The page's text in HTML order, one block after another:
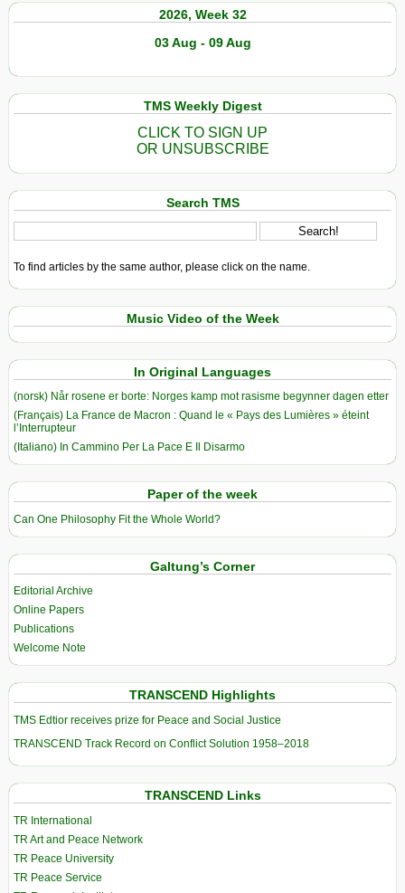
2026, Week 32
03 Aug - 09 Aug
TMS Weekly Digest
CLICK TO SIGN UP
OR UNSUBSCRIBE
Search TMS
To find articles by the same author, please click on the name.
Music Video of the Week
In Original Languages
(norsk) Når rosene er borte: Norges kamp mot rasisme begynner dagen etter
(Français) La France de Macron : Quand le « Pays des Lumières » éteint
l’Interrupteur
(Italiano) In Cammino Per La Pace E Il Disarmo
Paper of the week
Can One Philosophy Fit the Whole World?
Galtung’s Corner
Editorial Archive
Online Papers
Publications
Welcome Note
TRANSCEND Highlights
TMS Edtior receives prize for Peace and Social Justice
TRANSCEND Track Record on Conflict Solution 1958–2018
TRANSCEND Links
TR International
TR Art and Peace Network
TR Peace University
TR Peace Service